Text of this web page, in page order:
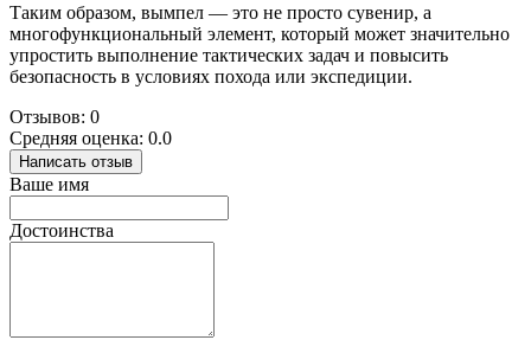
Таким образом, вымпел — это не просто сувенир, а
многофункциональный элемент, который может значительно
упростить выполнение тактических задач и повысить
безопасность в условиях похода или экспедиции.
Отзывов: 0
Средняя оценка: 0.0
Написать отзыв
Ваше имя
Достоинства